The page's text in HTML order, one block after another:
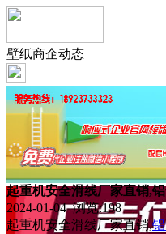
壁纸商企动态
起重机安全滑线厂家直销,
2024-01-04 浏览:198
起重机安全滑线厂家直销,